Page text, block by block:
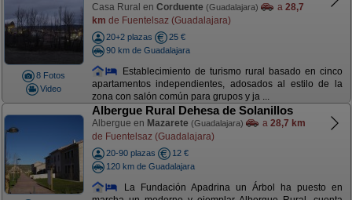
8 Fotos
Video
Casa Rural en Corduente (Guadalajara) a 28,7
km de Fuentelsaz (Guadalajara)
20+2 plazas
25 €
90 km de Guadalajara
Establecimiento de turismo rural basado en cinco
apartamentos independientes, adosados al estilo de la
zona con salón común para grupos y ja ...
Albergue Rural Dehesa de Solanillos
Albergue en Mazarete (Guadalajara) a 28,7 km
de Fuentelsaz (Guadalajara)
20-90 plazas
12 €
120 km de Guadalajara
La Fundación Apadrina un Árbol ha puesto en